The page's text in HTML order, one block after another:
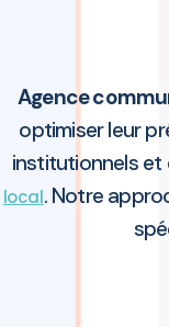
Agence
optimiser leur
institutionnels et
local. Notre